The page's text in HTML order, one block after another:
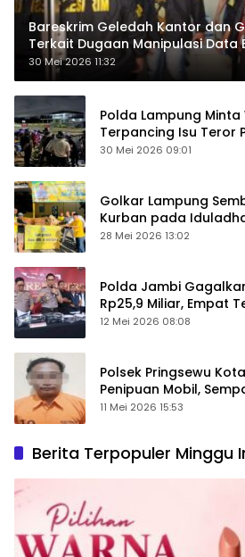
Bareskrim Geledah Kantor dan
Terkait Dugaan Manipulasi Data
30 Mei 2026 11:32
Polda Lampung
Terpancing Isu Teror
Keamanan
30 Mei 2026 09:01
Golkar Lampung
Kurban pada
28 Mei 2026 13:02
Polda Jambi
Rp25,9 Miliar, Empat
12 Mei 2026 08:08
Polsek Pringsewu
Penipuan Mobil,
11 Mei 2026 15:53
Berita Terpopuler Minggu